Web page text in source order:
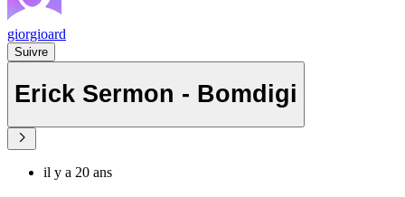
giorgioard
Suivre
Erick Sermon - Bomdigi
il y a 20 ans